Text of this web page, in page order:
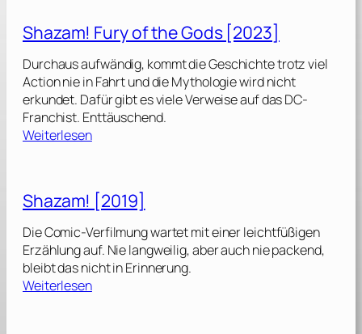
Shazam! Fury of the Gods [2023]
Durchaus aufwändig, kommt die Geschichte trotz viel
Action nie in Fahrt und die Mythologie wird nicht
erkundet. Dafür gibt es viele Verweise auf das DC-
Franchist. Enttäuschend.
Weiterlesen:
a
z
a
m
!
F
u
Shazam! [2019]
Die Comic-Verfilmung wartet mit einer leichtfüßigen
Erzählung auf. Nie langweilig, aber auch nie packend,
bleibt das nicht in Erinnerung.
Weiterlesen: